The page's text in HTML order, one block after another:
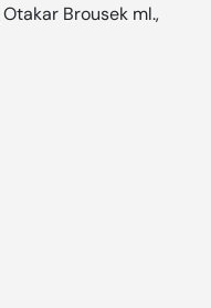
Otakar Brousek ml.,